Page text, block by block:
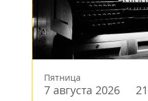
Пятница
7 августа 2026